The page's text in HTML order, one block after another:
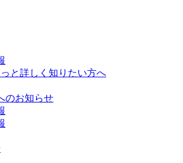
っと詳しく知りたい方へ
のお知らせ